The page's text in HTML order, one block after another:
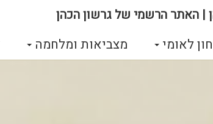
| האתר הרשמי של גרשון הכהן
לאומי מצביאות ומלחמה